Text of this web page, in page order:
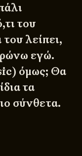
του
του λείπει,
εγώ.
όμως; Θα
τα
σύνθετα.